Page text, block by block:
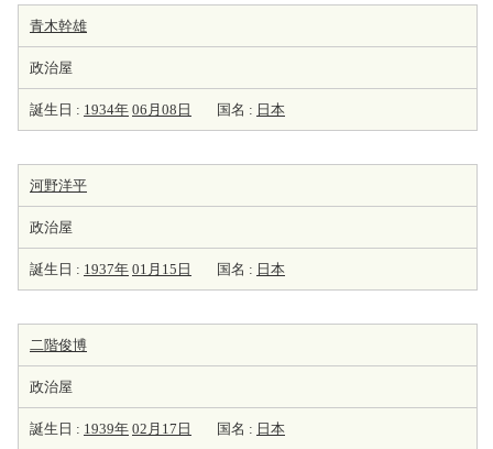
青木幹雄
政治屋
誕生日 : 1934年 06月08日 国名 : 日本
河野洋平
政治屋
誕生日 : 1937年 01月15日 国名 : 日本
二階俊博
政治屋
誕生日 : 1939年 02月17日 国名 : 日本